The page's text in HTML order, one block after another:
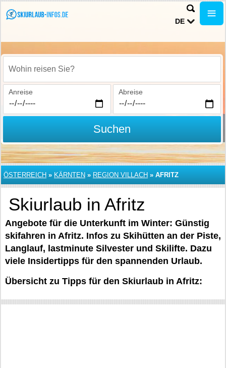
DE
Wohin reisen Sie?
Anreise Abreise
Suchen
ÖSTERREICH » KÄRNTEN » REGION VILLACH » AFRITZ
Skiurlaub in Afritz
Angebote für die Unterkunft im Winter: Günstig
skifahren in Afritz. Infos zu Skihütten an der Piste,
Langlauf, lastminute Silvester und Skilifte. Dazu
viele Insidertipps für den spannenden Urlaub.
Übersicht zu Tipps für den Skiurlaub in Afritz: